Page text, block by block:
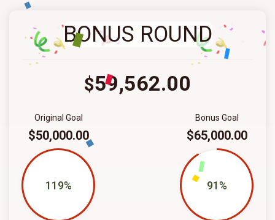
BONUS ROUND
$59,562.00
Bonus Goal
$65,000.00
91%
Original Goal
$50,000.00
119%